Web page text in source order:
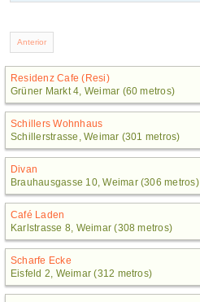
Residenz Cafe (Resi)
Grüner Markt 4, Weimar (60 metros)
Schillers Wohnhaus
Schillerstrasse, Weimar (301 metros)
Divan
Brauhausgasse 10, Weimar (306 metros)
Café Laden
Karlstrasse 8, Weimar (308 metros)
Scharfe Ecke
Eisfeld 2, Weimar (312 metros)